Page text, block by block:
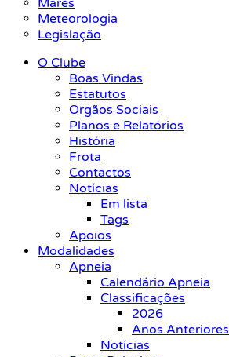
Marés
Meteorologia
Legislação
O Clube
Boas Vindas
Estatutos
Orgãos Sociais
Planos e Relatórios
História
Frota
Contactos
Notícias
Em lista
Tags
Apoios
Modalidades
Apneia
Calendário Apneia
Classificações
2026
Anos Anteriores
Notícias